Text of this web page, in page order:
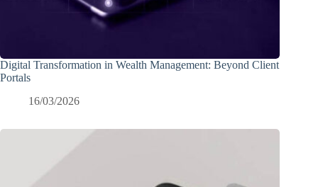
Digital Transformation in Wealth Management: Beyond Client
Portals
16/03/2026